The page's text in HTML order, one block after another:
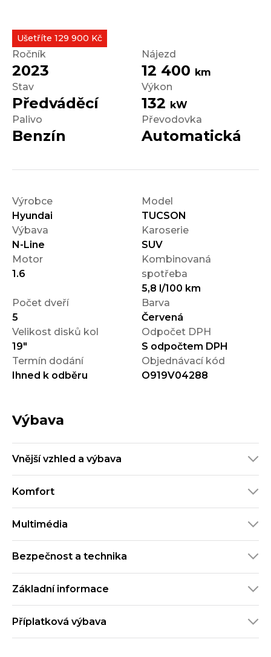
Ušetříte 129 900 Kč
Ročník
2023
Nájezd
12 400 km
Stav
Předváděcí
Výkon
132 kW
Palivo
Benzín
Převodovka
Automatická
Výrobce
Hyundai
Model
TUCSON
Výbava
N-Line
Karoserie
SUV
Motor
1.6
Kombinovaná
spotřeba
5,8 l/100 km
Počet dveří
5
Barva
Červená
Velikost disků kol
19"
Odpočet DPH
S odpočtem DPH
Termín dodání
Ihned k odběru
Objednávací kód
O919V04288
Výbava
Vnější vzhled a výbava
Komfort
Multimédia
Bezpečnost a technika
Základní informace
Příplatková výbava